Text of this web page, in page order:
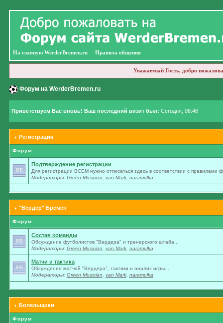
На главную WerderBremen.ru Правила общения
Уважаемый Гость, добро
Форум на WerderBremen.ru
Приветствуем Вас вновь! Ваш последний визит был: Сегодня, 08:46
Регистрация
Форум
Подтверждение регистрации
Для регистрации ВСЕМ нужно отписаться здесь в соответствии с правилами
Модераторы: Green Musician van Mark, naramulka
"Вердер" Бремен
Форум
Состав команды
Обсуждение футболистов "Вердера" и тренерского штаба...
Модераторы: Green Musician van Mark, naramulka
Матчи и тактика
Обсуждение матчей "Вердера", тактики и анализ игры...
Модераторы: Green Musician van Mark, naramulka
Болельщики
Форум